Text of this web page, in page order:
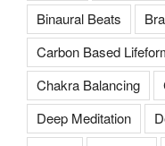
Binaural Beats
Carbon Based
Chakra Balancing
Deep Meditation